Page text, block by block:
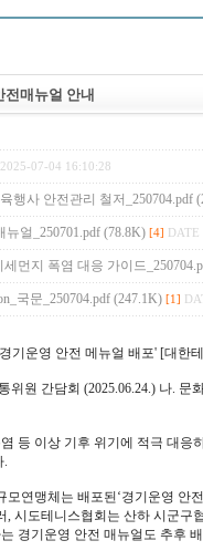
전매뉴얼 안내
07-04 16:10:28
행사 안전관리 철저_250704.pdf
얼_250701.pdf (78.8K) [4] DATE
먼지 폭염 대응 가이드
국문_250704.pdf (247.1K) [1]
기운영 안전 메뉴얼 배포' [대한
위원 간담회 (2025.06.24.) 나. 문
등 이상 기후 위기에 적극 대
.
모연맹체는 배포된‘경기운영 안
, 시도테니스협회는 산하 시군구
경기운영 안전 매뉴얼도 추후